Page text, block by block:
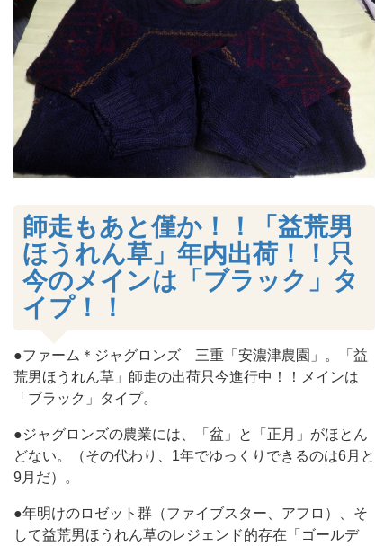
師走もあと僅か！！「益荒男
ほうれん草」年内出荷！！只
今のメインは「ブラック」タ
イプ！！
●ファーム＊ジャグロンズ 三重「安濃津農園」。「益
荒男ほうれん草」師走の出荷只今進行中！！メインは
「ブラック」タイプ。
●ジャグロンズの農業には、「盆」と「正月」がほとん
どない。（その代わり、1年でゆっくりできるのは6月と
9月だ）。
●年明けのロゼット群（ファイブスター、アフロ）、そ
して益荒男ほうれん草のレジェンド的存在「ゴールデ